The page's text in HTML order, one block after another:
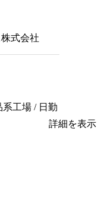
式会社
工場 / 日勤
詳細を表示